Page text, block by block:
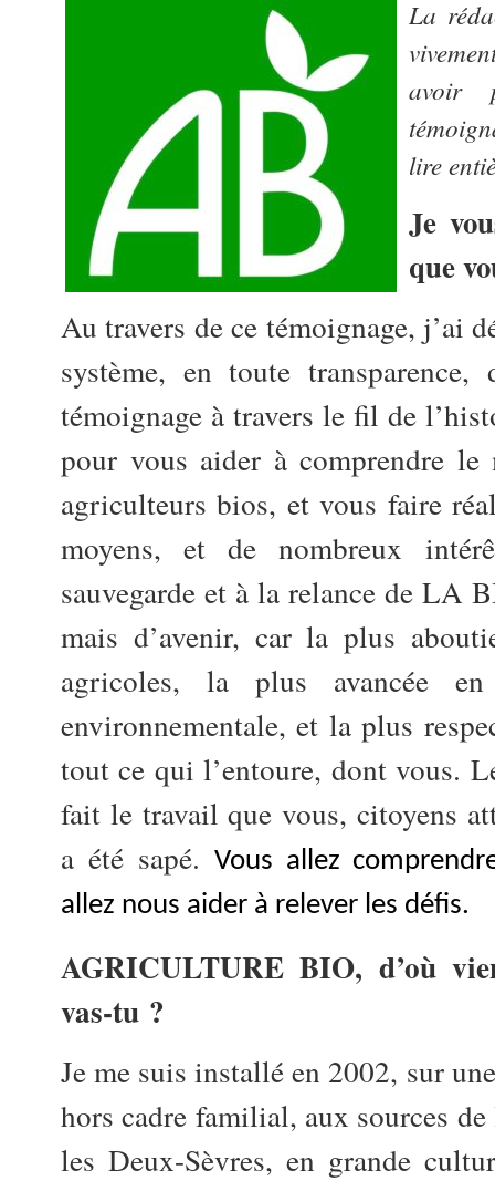
La
avoir
lire
Je
que
Au travers de ce témoignage, j’ai
système, en toute
témoignage à travers le fil de
pour vous aider à comprendre
agriculteurs bios, et vous faire
moyens, et de nombreux
sauvegarde et à la relance de LA
mais d’avenir, car la plus
agricoles, la plus avancée
environnementale, et la plus
tout ce qui l’entoure, dont vous.
fait le travail que vous, citoyens
a été sapé. Vous allez
allez nous aider à relever les défis.
AGRICULTURE BIO, d’où
vas-tu ?
Je me suis installé en 2002, sur
hors cadre familial, aux sources
les Deux-Sèvres, en grande